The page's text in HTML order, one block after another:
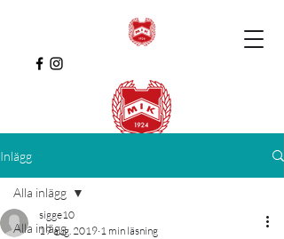
Inlägg
Alla inlägg
Alla inlägg
sigge10
19 aug. 2019 1 min läsning